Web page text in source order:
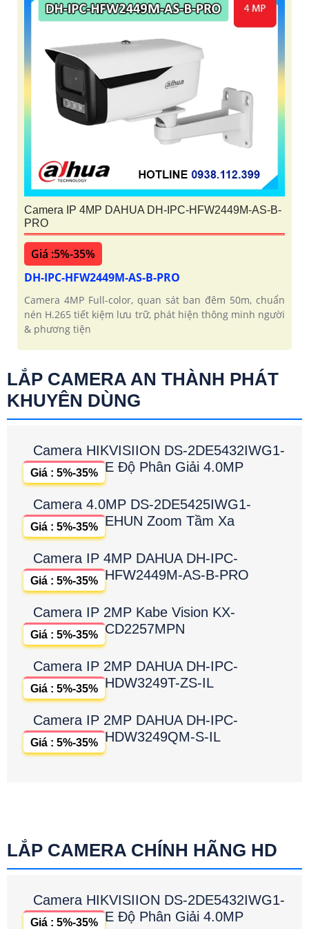
Camera IP 4MP DAHUA DH-IPC-HFW2449M-AS-B-
PRO
Giá :5%-35%
DH-IPC-HFW2449M-AS-B-PRO
Camera 4MP Full-color, quan sát ban đêm 50m, chuẩn
nén H.265 tiết kiệm lưu trữ, phát hiện thông minh người
& phương tiện
LẮP CAMERA AN THÀNH PHÁT
KHUYÊN DÙNG
Camera HIKVISIION DS-2DE5432IWG1-
E Độ Phân Giải 4.0MP
Giá : 5%-35%
Camera 4.0MP DS-2DE5425IWG1-
EHUN Zoom Tầm Xa
Giá : 5%-35%
Camera IP 4MP DAHUA DH-IPC-
HFW2449M-AS-B-PRO
Giá : 5%-35%
Camera IP 2MP Kabe Vision KX-
CD2257MPN
Giá : 5%-35%
Camera IP 2MP DAHUA DH-IPC-
HDW3249T-ZS-IL
Giá : 5%-35%
Camera IP 2MP DAHUA DH-IPC-
HDW3249QM-S-IL
Giá : 5%-35%
LẮP CAMERA CHÍNH HÃNG HD
Camera HIKVISIION DS-2DE5432IWG1-
E Độ Phân Giải 4.0MP
Giá : 5%-35%